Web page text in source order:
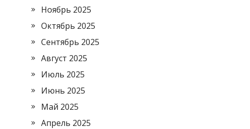
Ноябрь 2025
Октябрь 2025
Сентябрь 2025
Август 2025
Июль 2025
Июнь 2025
Май 2025
Апрель 2025